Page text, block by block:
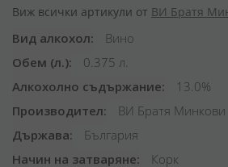
Виж всички артикули от ВИ Братя
Вид алкохол
Вино
Обем (л.)
0.375 л.
Алкохолно съдържание
13.0%
Производител
ВИ Братя Минкови
Държава
България
Начин на затваряне
Корк